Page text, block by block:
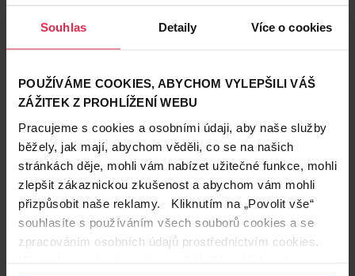
Souhlas Detaily Více o cookies
POUŽÍVÁME COOKIES, ABYCHOM VYLEPŠILI VÁŠ
ZÁŽITEK Z PROHLÍŽENÍ WEBU
Pracujeme s cookies a osobními údaji, aby naše služby
běžely, jak mají, abychom věděli, co se na našich
stránkách děje, mohli vám nabízet užitečné funkce, mohli
zlepšit zákaznickou zkušenost a abychom vám mohli
přizpůsobit naše reklamy. Kliknutím na „Povolit vše“
souhlasíte s používáním všech souborů cookies a se
zpracováním osobních údajů prostřednictvím cookies.
Dermacol Chamomile olej na nehty 11ml
Eveline Cosmetics Nail Therapy Professional SOS
multivitaminový kondicionér s vápníkem